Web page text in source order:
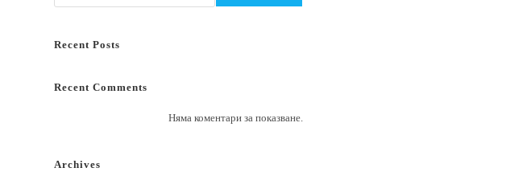
Recent Posts
Recent Comments
Няма коментари за показване.
Archives